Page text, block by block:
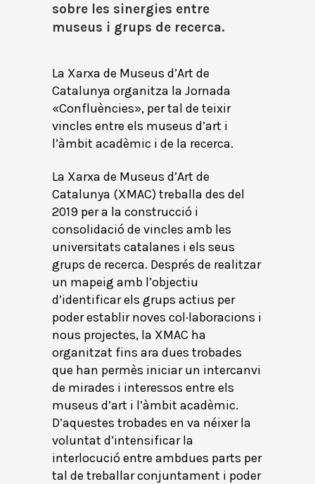
sobre les sinergies entre
museus i grups de recerca.
La Xarxa de Museus d’Art de
Catalunya organitza la Jornada
«Confluències», per tal de teixir
vincles entre els museus d’art i
l’àmbit acadèmic i de la recerca.
La Xarxa de Museus d’Art de
Catalunya (XMAC) treballa des del
2019 per a la construcció i
consolidació de vincles amb les
universitats catalanes i els seus
grups de recerca. Després de realitzar
un mapeig amb l’objectiu
d’identificar els grups actius per
poder establir noves col·laboracions i
nous projectes, la XMAC ha
organitzat fins ara dues trobades
que han permès iniciar un intercanvi
de mirades i interessos entre els
museus d’art i l’àmbit acadèmic.
D’aquestes trobades en va néixer la
voluntat d’intensificar la
interlocució entre ambdues parts per
tal de treballar conjuntament i poder